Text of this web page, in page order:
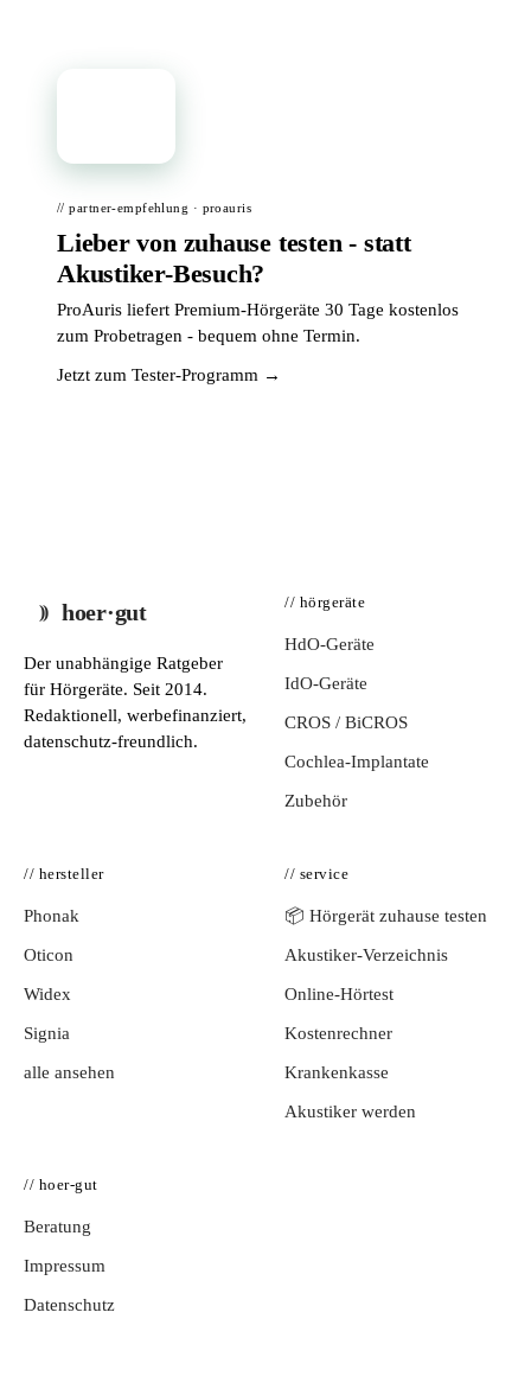
// partner-empfehlung · proauris
Lieber von zuhause testen - statt
Akustiker-Besuch?
ProAuris liefert Premium-Hörgeräte 30 Tage kostenlos
zum Probetragen - bequem ohne Termin.
Jetzt zum Tester-Programm →
hoer·gut
Der unabhängige Ratgeber
für Hörgeräte. Seit 2014.
Redaktionell, werbefinanziert,
datenschutz-freundlich.
// hörgeräte
HdO-Geräte
IdO-Geräte
CROS / BiCROS
Cochlea-Implantate
Zubehör
// hersteller
Phonak
Oticon
Widex
Signia
alle ansehen
// service
📦 Hörgerät zuhause testen
Akustiker-Verzeichnis
Online-Hörtest
Kostenrechner
Krankenkasse
Akustiker werden
// hoer-gut
Beratung
Impressum
Datenschutz